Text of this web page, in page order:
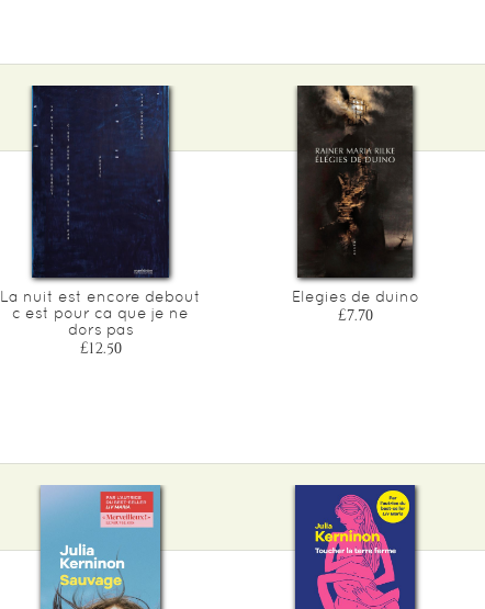
La nuit est encore debout
c est pour ca que je ne
dors pas
£12.50
Elegies de duino
£7.70